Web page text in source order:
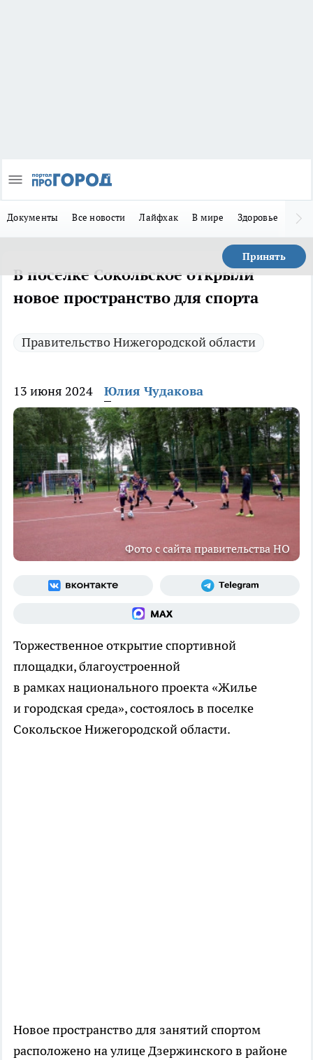
Документы Все новости Лайфхак В мире Здоровье
Принять
В поселке Сокольское открыли
новое пространство для спорта
Правительство Нижегородской области
13 июня 2024 Юлия Чудакова
Фото с сайта правительства НО
Торжественное открытие спортивной
площадки, благоустроенной
в рамках национального проекта «Жилье
и городская среда», состоялось в поселке
Сокольское Нижегородской области.
Новое пространство для занятий спортом
расположено на улице Дзержинского в районе